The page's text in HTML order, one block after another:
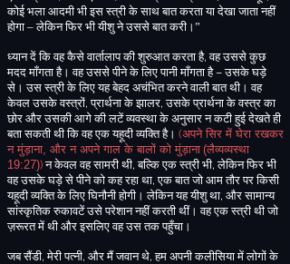
कोई भला आदमी भी इस स्त्री के साथ बात करता या देखा जाता नहीं
होगा – लेकिन फिर भी यीशु ने उससे बात करी।”
ध्यान दें कि वह कैसे वार्तालाप की शुरुआत करता है,वह उससे कुछ
मदद माँगता है। वह उससे पीने के लिए पानी माँगता है – उसके घड़े
से। उस स्त्री के लिए यह बेहद अचंभित करने वाली बात थी। वह
केवल उसके वस्त्रों,प्रार्थना के झालर,उसके प्रार्थना के वस्त्र का
छोर और उसकी आगे की लटें व्यवस्था के अनुसार न कटी हुई देखते ही
बता सकती थी कि वह एक यहूदी व्यक्ति है। (अपने सिर में घेरा रखकर
न मुंड़ाना, और न अपने गाल के बालों को मुंड़ाना (लैव्यव्यस्था
19:27)) न केवल वह सामरी थी,बल्कि एक स्त्री भी,लेकिन फिर भी
वह उसके घड़े से पीने को कह रहा था,एक बात जो आम तौर पर किसी
यहूदी व्यक्ति के लिए घिनौनी होगी । लेकिन यह यीशु था, और सामान्य
सांस्कृतिक रुकावटें उसे परेशान नहीं करती थीं। वह एक स्त्री थी जो
ज़रूरत में थी और इसलिए वह उस तक पहुँचा।
जब सैंडी,मेरी पत्नी, और मैं जवान थे,हम अपनी कलीसिया में लोगों के